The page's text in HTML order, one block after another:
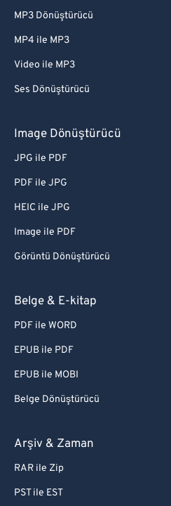
MP3 Dönüştürücü
MP4 ile MP3
Video ile MP3
Ses Dönüştürücü
Image Dönüştürücü
JPG ile PDF
PDF ile JPG
HEIC ile JPG
Image ile PDF
Görüntü Dönüştürücü
Belge & E-kitap
PDF ile WORD
EPUB ile PDF
EPUB ile MOBI
Belge Dönüştürücü
Arşiv & Zaman
RAR ile Zip
PST ile EST